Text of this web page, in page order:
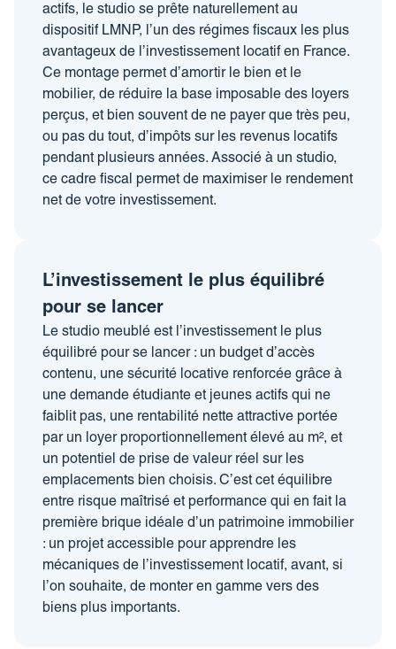
actifs, le studio se prête naturellement au
dispositif LMNP, l’un des régimes fiscaux les plus
avantageux de l’investissement locatif en France.
Ce montage permet d’amortir le bien et le
mobilier, de réduire la base imposable des loyers
perçus, et bien souvent de ne payer que très peu,
ou pas du tout, d’impôts sur les revenus locatifs
pendant plusieurs années. Associé à un studio,
ce cadre fiscal permet de maximiser le rendement
net de votre investissement.
L’investissement le plus équilibré
pour se lancer
Le studio meublé est l’investissement le plus
équilibré pour se lancer : un budget d’accès
contenu, une sécurité locative renforcée grâce à
une demande étudiante et jeunes actifs qui ne
faiblit pas, une rentabilité nette attractive portée
par un loyer proportionnellement élevé au m², et
un potentiel de prise de valeur réel sur les
emplacements bien choisis. C’est cet équilibre
entre risque maîtrisé et performance qui en fait la
première brique idéale d’un patrimoine immobilier
: un projet accessible pour apprendre les
mécaniques de l’investissement locatif, avant, si
l’on souhaite, de monter en gamme vers des
biens plus importants.